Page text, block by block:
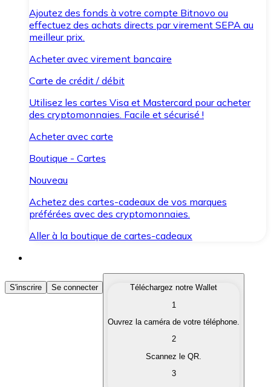
Ajoutez des fonds à votre compte Bitnovo ou
effectuez des achats directs par virement SEPA au
meilleur prix.
Acheter avec virement bancaire
Carte de crédit / débit
Utilisez les cartes Visa et Mastercard pour acheter
des cryptomonnaies. Facile et sécurisé !
Acheter avec carte
Boutique - Cartes
Nouveau
Achetez des cartes-cadeaux de vos marques
préférées avec des cryptomonnaies.
Aller à la boutique de cartes-cadeaux
Acheter des Cryptomonnaies
Achetez les cryptomonnaies qui vous intéressent
Convertissez vos cryptomonnaies en monnaie
S'inscrire Se connecter
Téléchargez notre Wallet
1
Ouvrez la caméra de votre téléphone.
2
Scannez le QR.
3